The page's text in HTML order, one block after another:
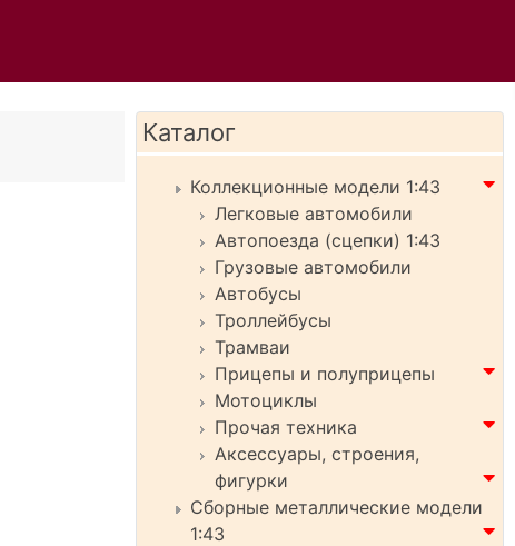
Каталог
Коллекционные модели 1:43
Легковые автомобили
Автопоезда (сцепки) 1:43
Грузовые автомобили
Автобусы
Троллейбусы
Трамваи
Прицепы и полуприцепы
Мотоциклы
Прочая техника
Аксессуары, строения,
фигурки
Сборные металлические модели
1:43